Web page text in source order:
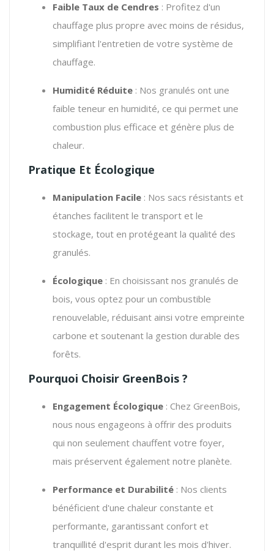
Faible Taux de Cendres : Profitez d'un
chauffage plus propre avec moins de résidus,
simplifiant l'entretien de votre système de
chauffage.
Humidité Réduite : Nos granulés ont une
faible teneur en humidité, ce qui permet une
combustion plus efficace et génère plus de
chaleur.
Pratique Et Écologique
Manipulation Facile : Nos sacs résistants et
étanches facilitent le transport et le
stockage, tout en protégeant la qualité des
granulés.
Écologique : En choisissant nos granulés de
bois, vous optez pour un combustible
renouvelable, réduisant ainsi votre empreinte
carbone et soutenant la gestion durable des
forêts.
Pourquoi Choisir GreenBois ?
Engagement Écologique : Chez GreenBois,
nous nous engageons à offrir des produits
qui non seulement chauffent votre foyer,
mais préservent également notre planète.
Performance et Durabilité : Nos clients
bénéficient d'une chaleur constante et
performante, garantissant confort et
tranquillité d'esprit durant les mois d'hiver.